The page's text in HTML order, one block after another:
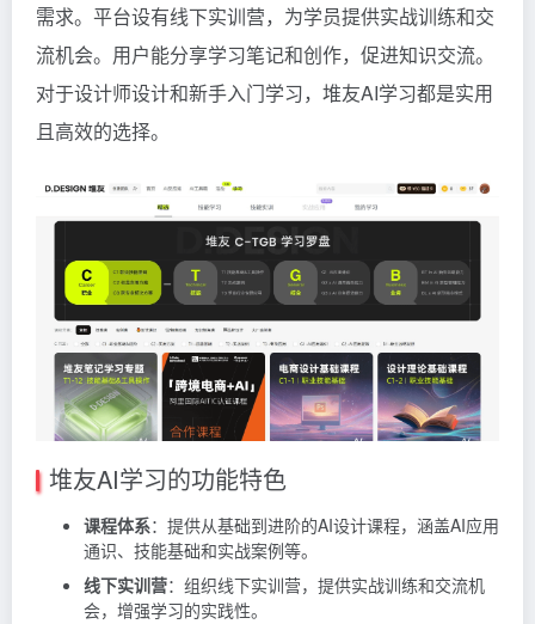
需求。平台设有线下实训营，为学员提供实战训练和交
流机会。用户能分享学习笔记和创作，促进知识交流。
对于设计师设计和新手入门学习，堆友AI学习都是实用
且高效的选择。
堆友AI学习的功能特色
课程体系：提供从基础到进阶的AI设计课程，涵盖AI应用
通识、技能基础和实战案例等。
线下实训营：组织线下实训营，提供实战训练和交流机
会，增强学习的实践性。